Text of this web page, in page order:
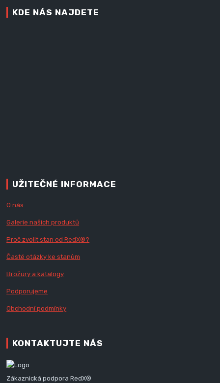
KDE NÁS NAJDETE
UŽITEČNÉ INFORMACE
O nás
Galerie našich produktů
Proč zvolit stan od RedX®?
Časté otázky ke stanům
Brožury a katalogy
Podporujeme
Obchodní podmínky
KONTAKTUJTE NÁS
Zákaznická podpora RedX®